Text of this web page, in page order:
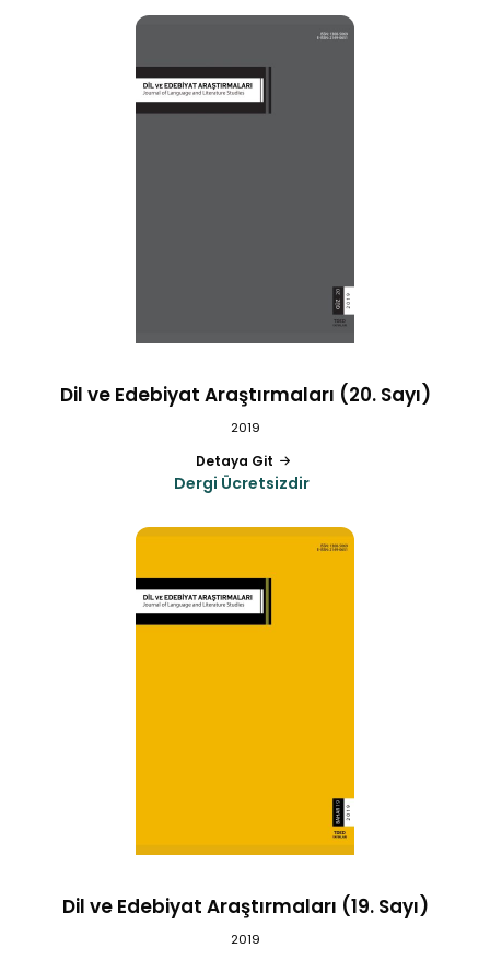
Dil ve Edebiyat Araştırmaları (20. Sayı)
2019
Detaya Git
Dergi Ücretsizdir
Dil ve Edebiyat Araştırmaları (19. Sayı)
2019